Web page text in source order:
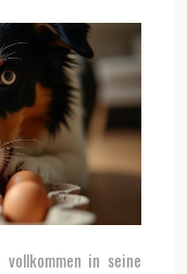
in seine